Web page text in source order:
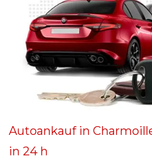
Autoankauf in
in 24 h